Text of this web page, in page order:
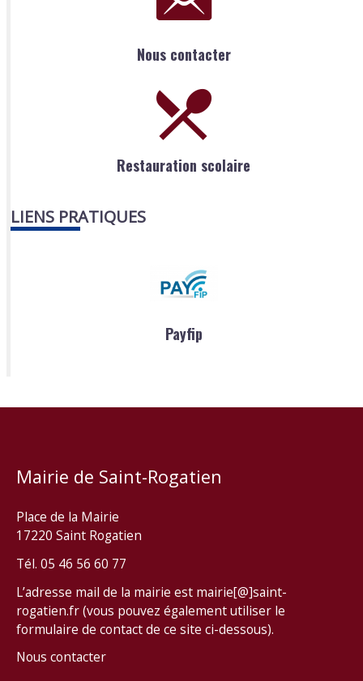
Nous contacter
Restauration scolaire
LIENS PRATIQUES
Payfip
Mairie de Saint-Rogatien
Place de la Mairie
17220 Saint Rogatien
Tél. 05 46 56 60 77
L’adresse mail de la mairie est mairie[@]saint-
rogatien.fr (vous pouvez également utiliser le
formulaire de contact de ce site ci-dessous).
Nous contacter